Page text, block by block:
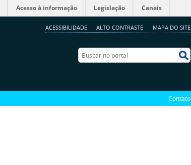
ACESSIBILIDADE ALTO CONTRASTE MAPA DO SITE
Acesso à informação Legislação Canais
Buscar no portal
Contato